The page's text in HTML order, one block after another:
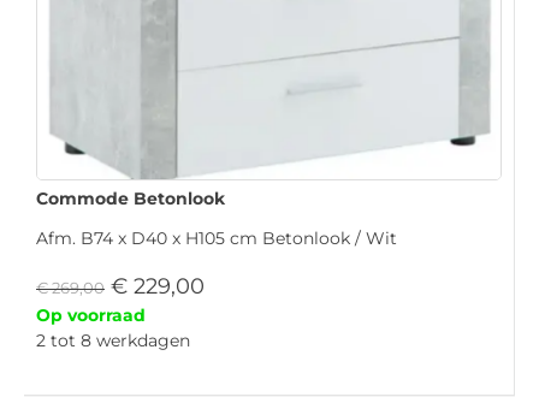
Commode Betonlook
Afm. B74 x D40 x H105 cm Betonlook / Wit
€269,00 € 229,00
Op voorraad
2 tot 8 werkdagen